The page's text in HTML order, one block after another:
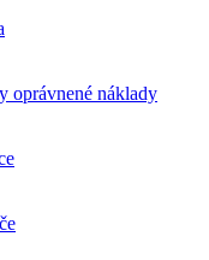
oprávnené náklady